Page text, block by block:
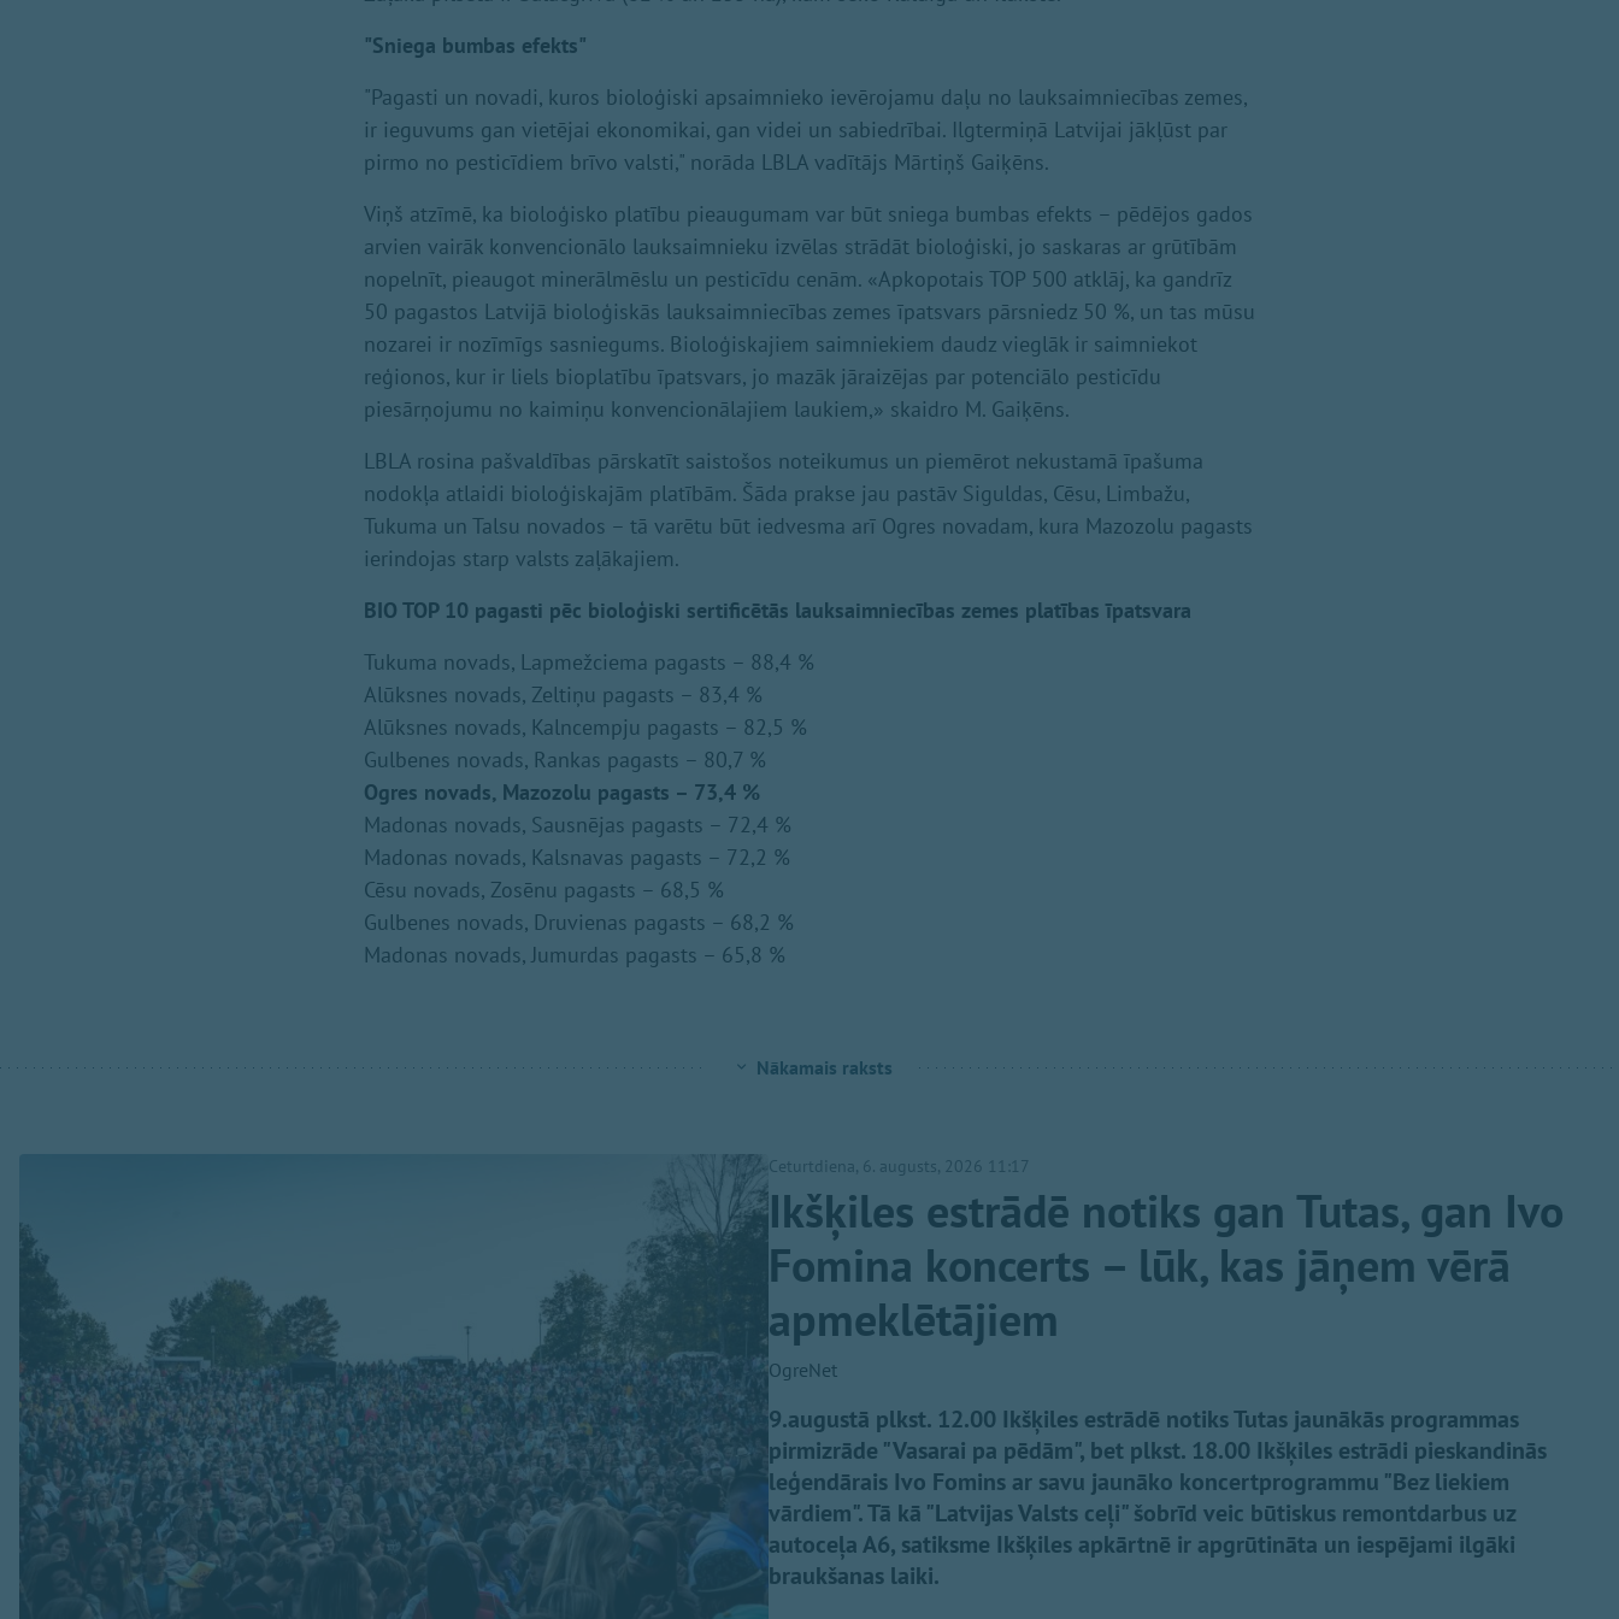
"Sniega bumbas efekts"
"Pagasti un novadi, kuros bioloģiski apsaimnieko ievērojamu daļu no lauksaimniecības zemes,
ir ieguvums gan vietējai ekonomikai, gan videi un sabiedrībai. Ilgtermiņā Latvijai jākļūst par
pirmo no pesticīdiem brīvo valsti," norāda LBLA vadītājs Mārtiņš Gaiķēns.
Viņš atzīmē, ka bioloģisko platību pieaugumam var būt sniega bumbas efekts – pēdējos gados
arvien vairāk konvencionālo lauksaimnieku izvēlas strādāt bioloģiski, jo saskaras ar grūtībām
nopelnīt, pieaugot minerālmēslu un pesticīdu cenām. «Apkopotais TOP 500 atklāj, ka gandrīz
50 pagastos Latvijā bioloģiskās lauksaimniecības zemes īpatsvars pārsniedz 50 %, un tas mūsu
nozarei ir nozīmīgs sasniegums. Bioloģiskajiem saimniekiem daudz vieglāk ir saimniekot
reģionos, kur ir liels bioplatību īpatsvars, jo mazāk jāraizējas par potenciālo pesticīdu
piesārņojumu no kaimiņu konvencionālajiem laukiem,» skaidro M. Gaiķēns.
LBLA rosina pašvaldības pārskatīt saistošos noteikumus un piemērot nekustamā īpašuma
nodokļa atlaidi bioloģiskajām platībām. Šāda prakse jau pastāv Siguldas, Cēsu, Limbažu,
Tukuma un Talsu novados – tā varētu būt iedvesma arī Ogres novadam, kura Mazozolu pagasts
ierindojas starp valsts zaļākajiem.
BIO TOP 10 pagasti pēc bioloģiski sertificētās lauksaimniecības zemes platības īpatsvara
Tukuma novads, Lapmežciema pagasts – 88,4 %
Alūksnes novads, Zeltiņu pagasts – 83,4 %
Alūksnes novads, Kalncempju pagasts – 82,5 %
Gulbenes novads, Rankas pagasts – 80,7 %
Ogres novads, Mazozolu pagasts – 73,4 %
Madonas novads, Sausnējas pagasts – 72,4 %
Madonas novads, Kalsnavas pagasts – 72,2 %
Cēsu novads, Zosēnu pagasts – 68,5 %
Gulbenes novads, Druvienas pagasts – 68,2 %
Madonas novads, Jumurdas pagasts – 65,8 %
Nākamais raksts
Ceturtdiena, 6. augusts, 2026 11:17
Ikšķiles estrādē notiks gan Tutas, gan Ivo
Fomina koncerts – lūk, kas jāņem vērā
apmeklētājiem
OgreNet
9.augustā plkst. 12.00 Ikšķiles estrādē notiks Tutas jaunākās programmas
pirmizrāde "Vasarai pa pēdām", bet plkst. 18.00 Ikšķiles estrādi pieskandinās
leģendārais Ivo Fomins ar savu jaunāko koncertprogrammu "Bez liekiem
vārdiem". Tā kā "Latvijas Valsts ceļi" šobrīd veic būtiskus remontdarbus uz
autoceļa A6, satiksme Ikšķiles apkārtnē ir apgrūtināta un iespējami ilgāki
braukšanas laiki.